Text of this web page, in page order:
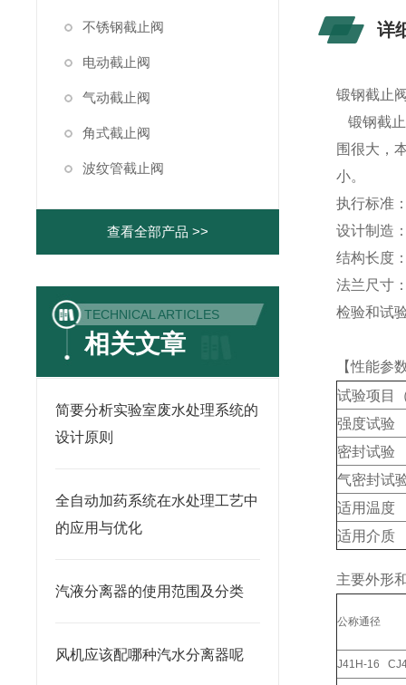
不锈钢截止阀
电动截止阀
气动截止阀
角式截止阀
波纹管截止阀
查看全部产品 >>
TECHNICAL ARTICLES
相关文章
简要分析实验室废水处理系统的
设计原则
全自动加药系统在水处理工艺中
的应用与优化
汽液分离器的使用范围及分类
风机应该配哪种汽水分离器呢
详
锻钢截止
锻钢截
围很大，
小。
执行标准
设计制造
结构长度
法兰尺寸
检验和试
【性能参
试验项目
强度试验
密封试验
气密封试
适用温度
适用介质
主要外形
公称通径
J41H-16